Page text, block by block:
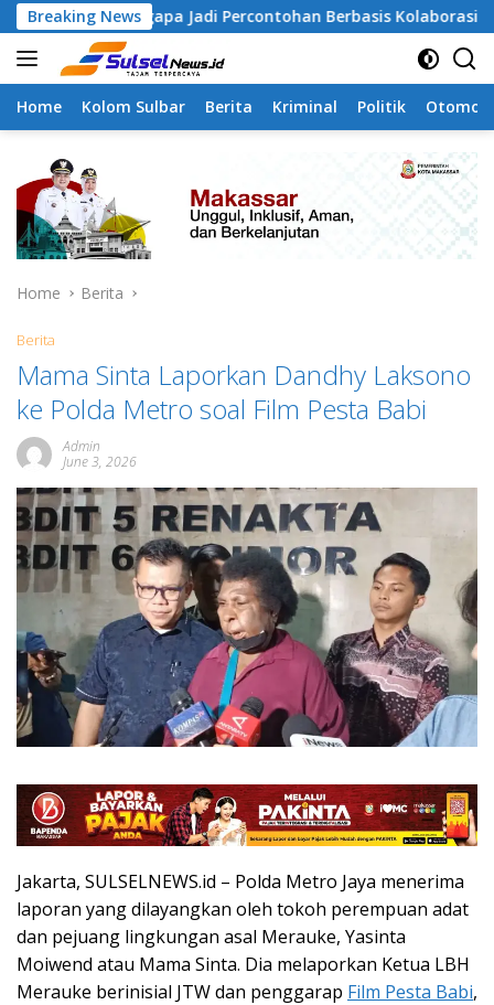
Skip
to
content
Breaking NewsJadi Percontohan Berbasis Kolaborasi Warga
Home Kolom Sulbar Berita Kriminal Politik
Home Berita
Berita
Mama Sinta Laporkan Dandhy Laksono
ke Polda Metro soal Film Pesta Babi
Admin
June 3, 2026
Jakarta, SULSELNEWS.id – Polda Metro Jaya menerima
laporan yang dilayangkan oleh tokoh perempuan adat
dan pejuang lingkungan asal Merauke, Yasinta
Moiwend atau Mama Sinta. Dia melaporkan Ketua LBH
Merauke berinisial JTW dan penggarap Film Pesta Babi,